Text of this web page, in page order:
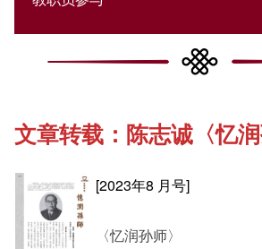
《新亚简讯》
《新亚书院概览》
其他书院出版
College Updates
Cultural Topics
Student Development
文章转载：陈志诚〈忆润
[2023年8 月号]
〈忆润孙师〉